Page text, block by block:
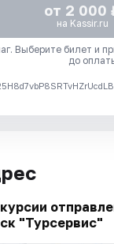
от 2 000
на Kassir.ru
Выберите билет и
до
"Турсервис"